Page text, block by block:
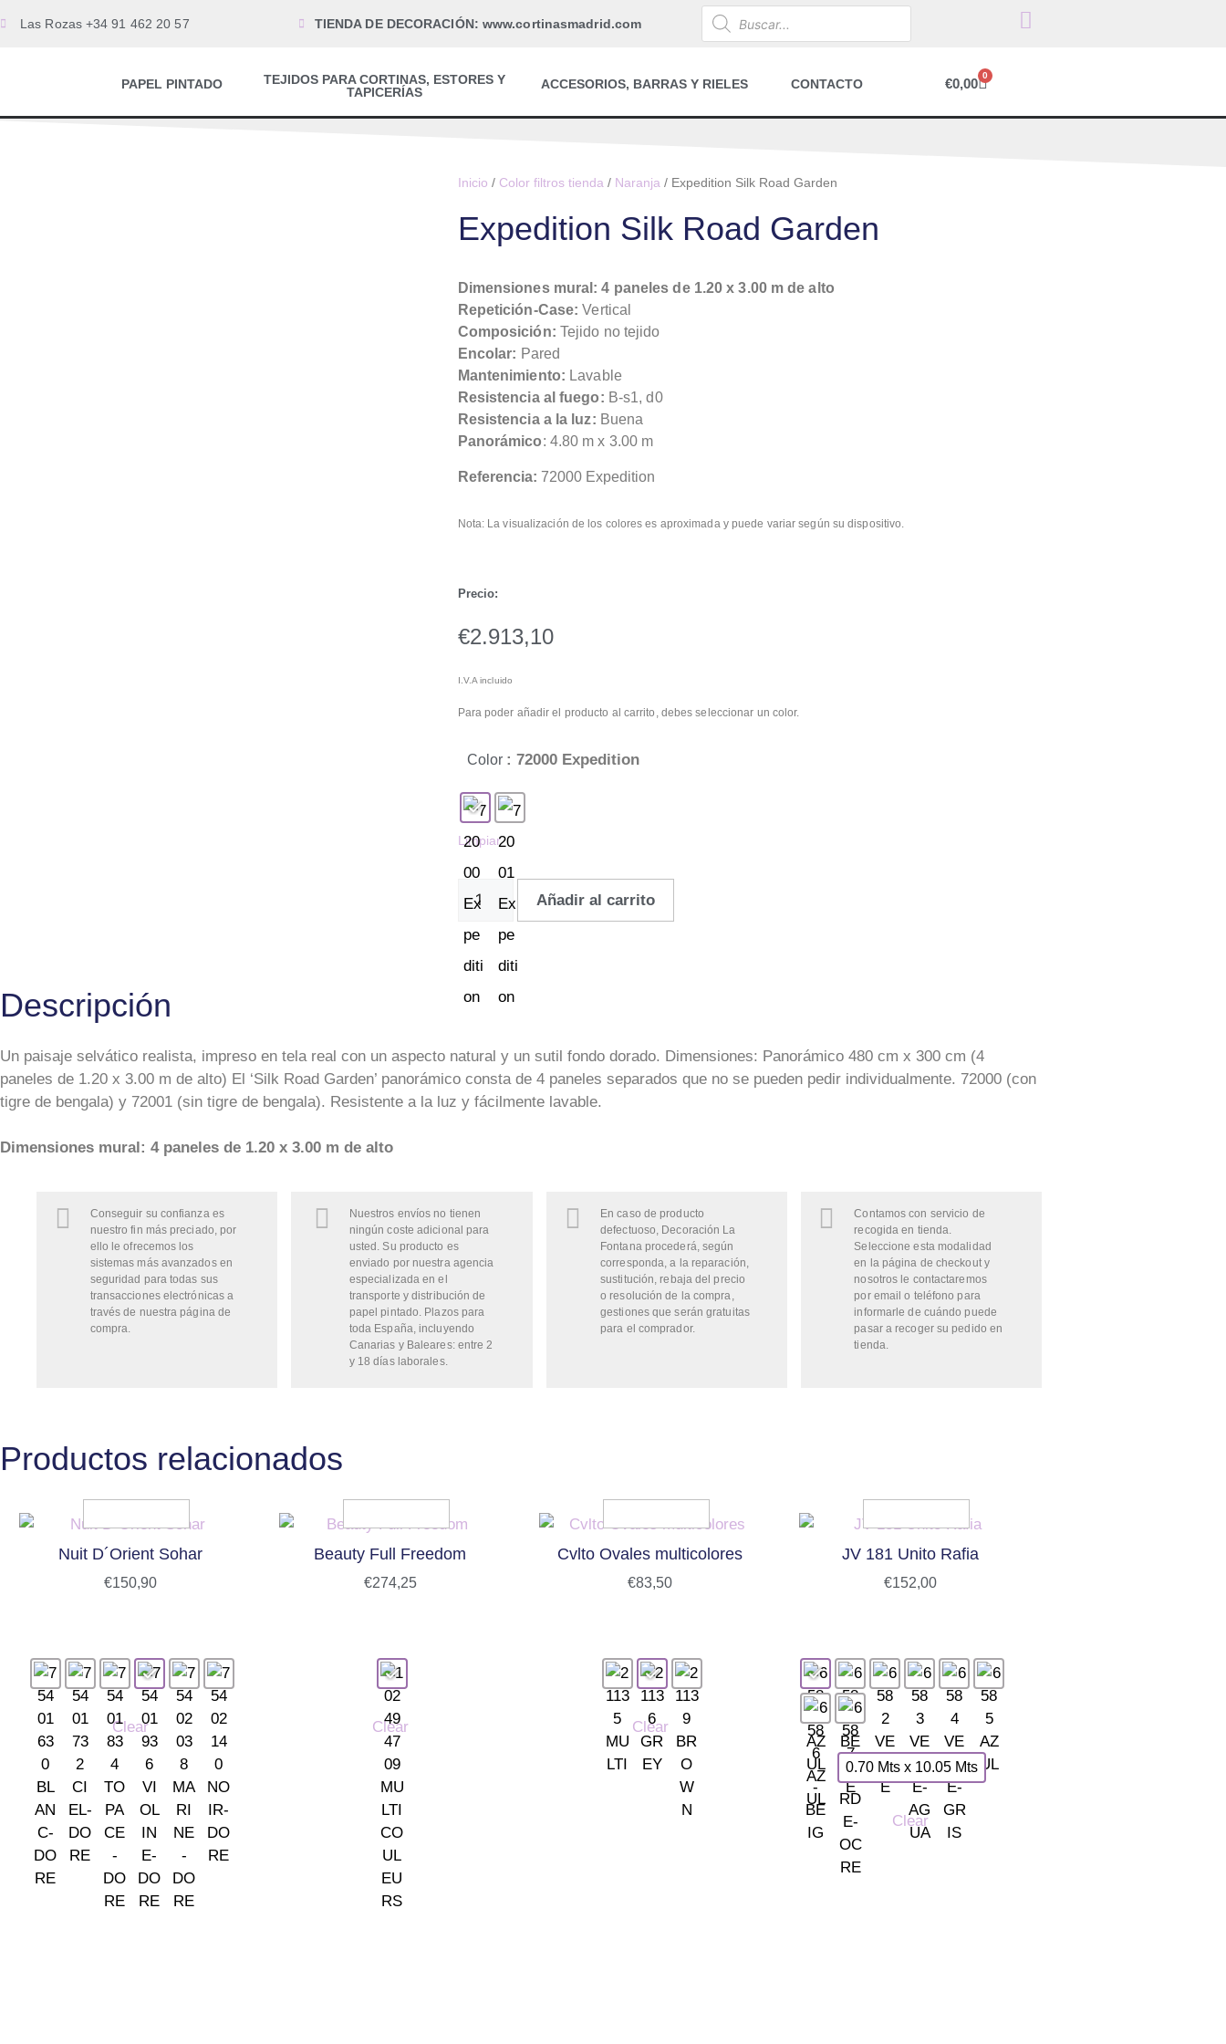
Las Rozas +34 91 462 20 57 TIENDA DE DECORACIÓN: www.cortinasmadrid.com
PAPEL PINTADO
TEJIDOS PARA CORTINAS, ESTORES Y
TAPICERÍAS
ACCESORIOS, BARRAS Y RIELES CONTACTO €0,00 0
Inicio / Color filtros tienda / Naranja / Expedition Silk Road Garden
Expedition Silk Road Garden
Dimensiones mural: 4 paneles de 1.20 x 3.00 m de alto
Repetición-Case: Vertical
Composición: Tejido no tejido
Encolar: Pared
Mantenimiento: Lavable
Resistencia al fuego: B-s1, d0
Resistencia a la luz: Buena
Panorámico: 4.80 m x 3.00 m
Referencia: 72000 Expedition
Nota: La visualización de los colores es aproximada y puede variar según su dispositivo.
Precio:
€2.913,10
I.V.A incluido
Para poder añadir el producto al carrito, debes seleccionar un color.
Color : 72000 Expedition
Limpiar
Añadir al carrito
Descripción
Un paisaje selvático realista, impreso en tela real con un aspecto natural y un sutil fondo dorado. Dimensiones: Panorámico 480 cm x 300 cm (4
paneles de 1.20 x 3.00 m de alto) El ‘Silk Road Garden’ panorámico consta de 4 paneles separados que no se pueden pedir individualmente. 72000 (con
tigre de bengala) y 72001 (sin tigre de bengala). Resistente a la luz y fácilmente lavable.
Dimensiones mural: 4 paneles de 1.20 x 3.00 m de alto
Conseguir su confianza es
nuestro fin más preciado, por
ello le ofrecemos los
sistemas más avanzados en
seguridad para todas sus
transacciones electrónicas a
través de nuestra página de
compra.
Nuestros envíos no tienen
ningún coste adicional para
usted. Su producto es
enviado por nuestra agencia
especializada en el
transporte y distribución de
papel pintado. Plazos para
toda España, incluyendo
Canarias y Baleares: entre 2
y 18 días laborales.
En caso de producto
defectuoso, Decoración La
Fontana procederá, según
corresponda, a la reparación,
sustitución, rebaja del precio
o resolución de la compra,
gestiones que serán gratuitas
para el comprador.
Contamos con servicio de
recogida en tienda.
Seleccione esta modalidad
en la página de checkout y
nosotros le contactaremos
por email o teléfono para
informarle de cuándo puede
pasar a recoger su pedido en
tienda.
Productos relacionados
Nuit D´Orient Sohar
€150,90
Clear
Beauty Full Freedom
€274,25
Clear
Cvlto Ovales multicolores
€83,50
Clear
JV 181 Unito Rafia
€152,00
0.70 Mts x 10.05 Mts
Clear